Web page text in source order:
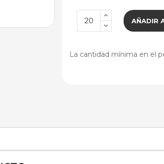
AÑADIR
La cantidad mínima en el